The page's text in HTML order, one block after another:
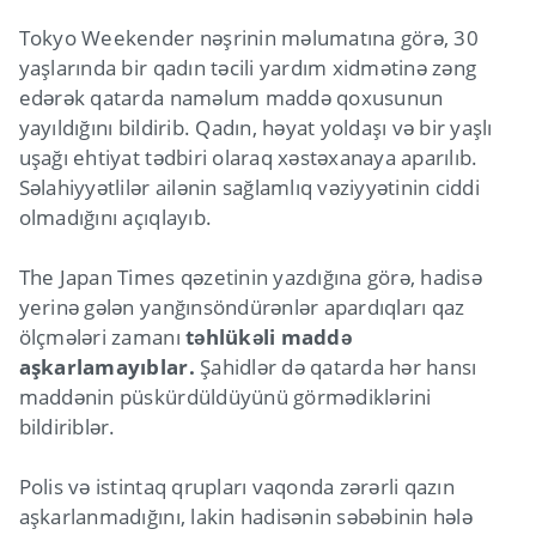
Tokyo Weekender nəşrinin məlumatına görə, 30
yaşlarında bir qadın təcili yardım xidmətinə zəng
edərək qatarda naməlum maddə qoxusunun
yayıldığını bildirib. Qadın, həyat yoldaşı və bir yaşlı
uşağı ehtiyat tədbiri olaraq xəstəxanaya aparılıb.
Səlahiyyətlilər ailənin sağlamlıq vəziyyətinin ciddi
olmadığını açıqlayıb.
The Japan Times qəzetinin yazdığına görə, hadisə
yerinə gələn yanğınsöndürənlər apardıqları qaz
ölçmələri zamanıtəhlükəli maddə
aşkarlamayıblar. Şahidlər də qatarda hər hansı
maddənin püskürdüldüyünü görmədiklərini
bildiriblər.
Polis və istintaq qrupları vaqonda zərərli qazın
aşkarlanmadığını, lakin hadisənin səbəbinin hələ